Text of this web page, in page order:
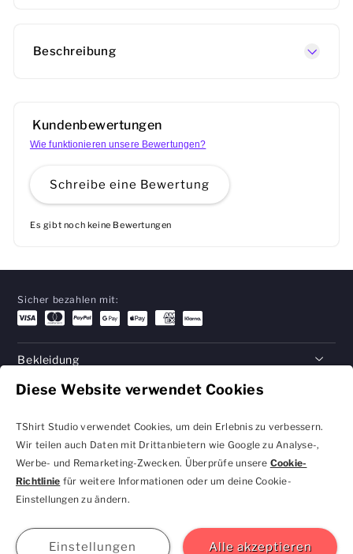
Diese Website verwendet Cookies
TShirt Studio verwendet Cookies, um dein Erlebnis zu verbessern.
Wir teilen auch Daten mit Drittanbietern wie Google zu Analyse-,
Werbe- und Remarketing-Zwecken. Überprüfe unsere Cookie-
Richtlinie für weitere Informationen oder um deine Cookie-
Einstellungen zu ändern.
Beschreibung
Kundenbewertungen
Wie funktionieren unsere Bewertungen?
Schreibe eine Bewertung
Es gibt noch keine Bewertungen
Sicher bezahlen mit:
Bekleidung
Geschenke
Hilfe
Datenschutzbestimmungen
und Cookie-Einstellungen
kontakt@tshirtstudio.de